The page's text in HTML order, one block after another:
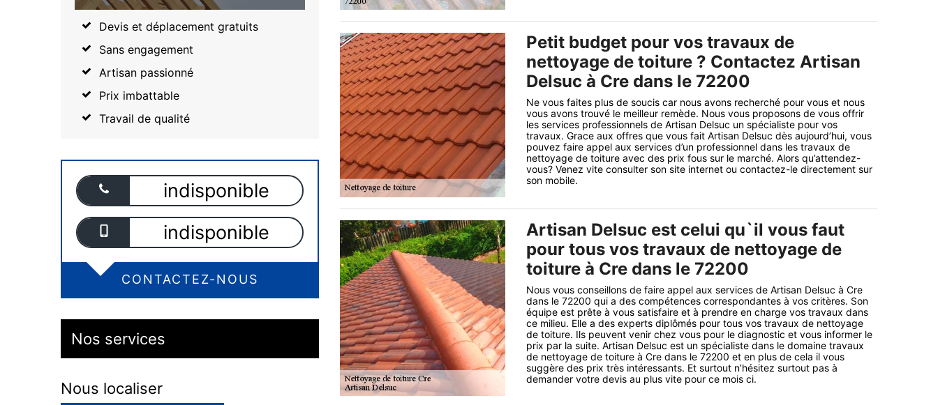
Devis et déplacement gratuits
Sans engagement
Artisan passionné
Prix imbattable
Travail de qualité
indisponible
indisponible
CONTACTEZ-NOUS
Nos services
Nous localiser
Petit budget pour vos travaux de
nettoyage de toiture ? Contactez Artisan
Delsuc à Cre dans le 72200
Ne vous faites plus de soucis car nous avons recherché pour vous et nous
vous avons trouvé le meilleur remède. Nous vous proposons de vous offrir
les services professionnels de Artisan Delsuc un spécialiste pour vos
travaux. Grace aux offres que vous fait Artisan Delsuc dès aujourd’hui, vous
pouvez faire appel aux services d’un professionnel dans les travaux de
nettoyage de toiture avec des prix fous sur le marché. Alors qu’attendez-
vous? Venez vite consulter son site internet ou contactez-le directement sur
son mobile.
Artisan Delsuc est celui qu`il vous faut
pour tous vos travaux de nettoyage de
toiture à Cre dans le 72200
Nous vous conseillons de faire appel aux services de Artisan Delsuc à Cre
dans le 72200 qui a des compétences correspondantes à vos critères. Son
équipe est prête à vous satisfaire et à prendre en charge vos travaux dans
ce milieu. Elle a des experts diplômés pour tous vos travaux de nettoyage
de toiture. Ils peuvent venir chez vous pour le diagnostic et vous informer le
prix par la suite. Artisan Delsuc est un spécialiste dans le domaine travaux
de nettoyage de toiture à Cre dans le 72200 et en plus de cela il vous
suggère des prix très intéressants. Et surtout n’hésitez surtout pas à
demander votre devis au plus vite pour ce mois ci.